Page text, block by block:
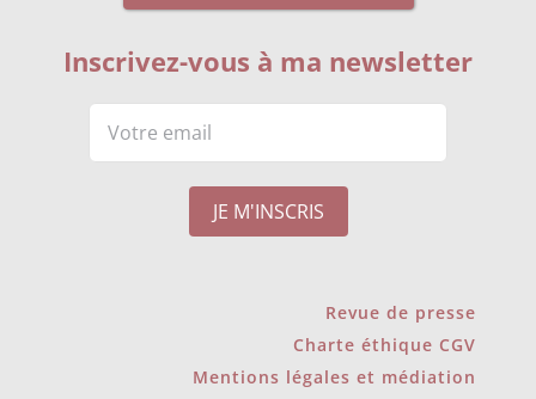
Inscrivez-vous à ma newsletter
Revue de presse
Charte éthique CGV
Mentions légales et médiation